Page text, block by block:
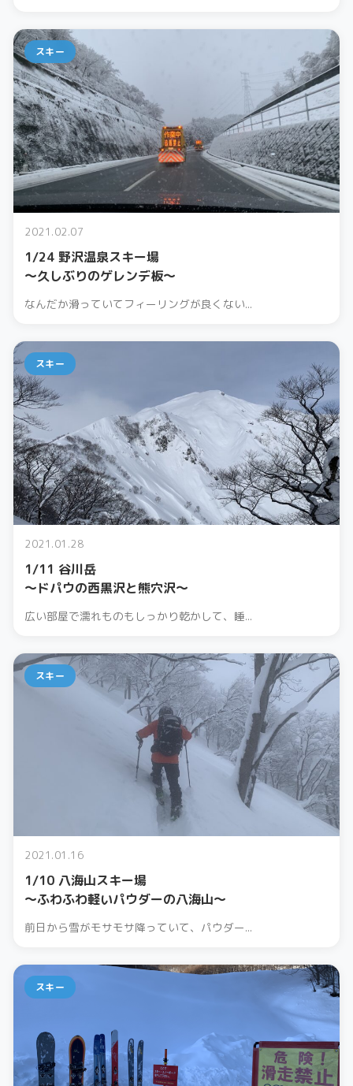
スキー
2021.02.07
1/24 野沢温泉スキー場
〜久しぶりのゲレンデ板〜
なんだか滑っていてフィーリングが良くない...
スキー
2021.01.28
1/11 谷川岳
〜ドパウの西黒沢と熊穴沢〜
広い部屋で濡れものもしっかり乾かして、睡...
スキー
2021.01.16
1/10 八海山スキー場
〜ふわふわ軽いパウダーの八海山〜
前日から雪がモサモサ降っていて、パウダー...
スキー